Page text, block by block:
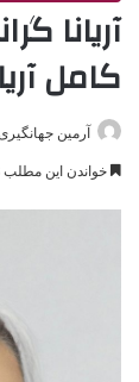
آریانا
کامل
آرمین
خواندن این مطلب 8 دقیقه زمان میبرد